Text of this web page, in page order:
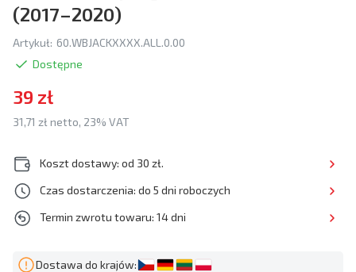
(2017–2020)
Artykuł: 60.WBJACKXXXX.ALL.0.00
Dostępne
39 zł
31,71 zł netto, 23% VAT
Koszt dostawy: od 30 zł.
Czas dostarczenia: do 5 dni roboczych
Termin zwrotu towaru: 14 dni
Dostawa do krajów: